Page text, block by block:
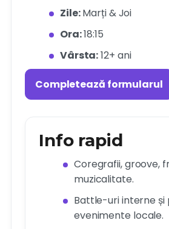
Zile:Marți & Joi
Ora:18:15
Vârsta:12+ ani
Completează formularul
Info rapid
Coregrafii, groove,
muzicalitate.
Battle-uri interne
evenimente locale.